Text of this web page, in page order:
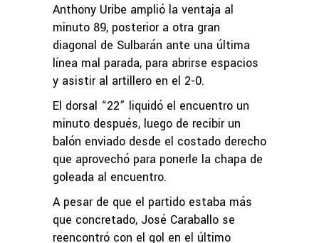
Anthony Uribe amplió la ventaja al
minuto 89, posterior a otra gran
diagonal de Sulbarán ante una última
línea mal parada, para abrirse espacios
y asistir al artillero en el 2-0.
El dorsal “22” liquidó el encuentro un
minuto después, luego de recibir un
balón enviado desde el costado derecho
que aprovechó para ponerle la chapa de
goleada al encuentro.
A pesar de que el partido estaba más
que concretado, José Caraballo se
reencontró con el gol en el último